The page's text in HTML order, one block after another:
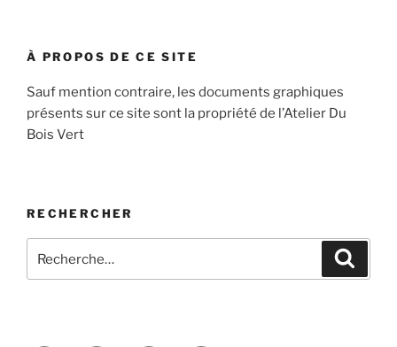
À PROPOS DE CE SITE
Sauf mention contraire, les documents graphiques
présents sur ce site sont la propriété de l’Atelier Du
Bois Vert
RECHERCHER
pour